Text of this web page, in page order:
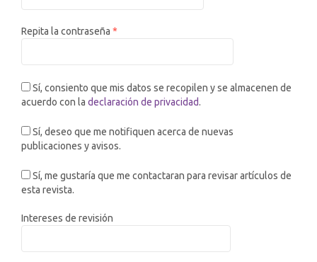
Repita la contraseña *
acuerdo con la declaración de privacidad.
publicaciones y avisos.
esta revista.
Intereses de revisión